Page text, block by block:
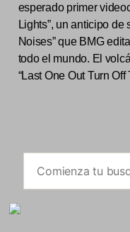
esperado primer
Lights”, un anticipo
Noises” que BMG
todo el mundo. El
“Last One Out Turn